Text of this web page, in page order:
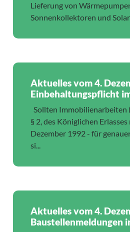
Lieferung von
Sonnenkollektoren und
Aktuelles vom 4.
Einbehaltungspflicht
Sollten Immobilienarbeiten
§ 2, des Königlichen Erlasses
Dezember 1992 - für
si...
Aktuelles vom 4.
Baustellenmeldungen